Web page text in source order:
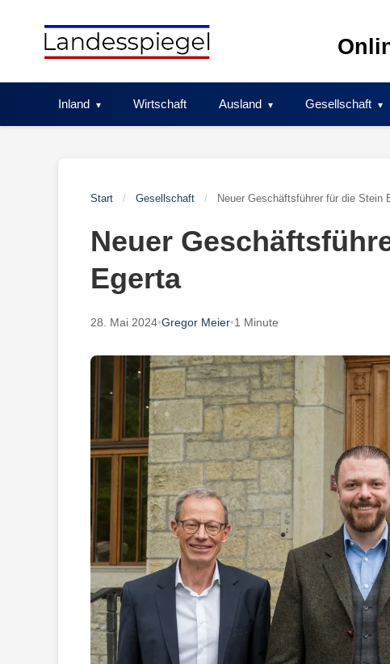
Inland Wirtschaft Ausland Gesellschaft
Start / Gesellschaft / Neuer Geschäftsführer für die Stein
Neuer
Egerta
28. Mai 2024•Gregor Meier•1 Minute